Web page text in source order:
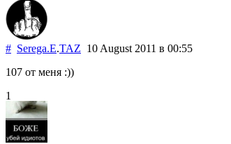
# Serega.E.TAZ 10 August 2011 в 00:55
107 от меня :))
1